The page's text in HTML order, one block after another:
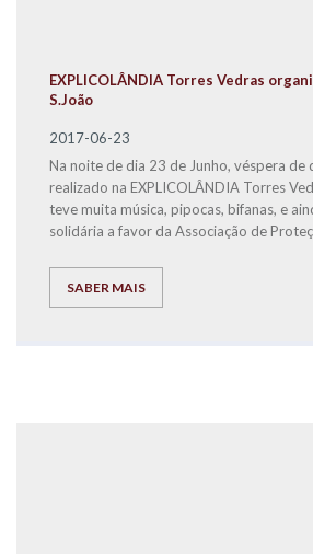
EXPLICOLÂNDIA Torres Vedras
S.João
2017-06-23
Na noite de dia 23 de Junho, véspera de
realizado na EXPLICOLÂNDIA Torres
teve muita música, pipocas, bifanas, e
solidária a favor da Associação de
Para todos os alunos, pais e amigos, que
se ao Open Night S.João da
esta foi uma noite divertida e muito bem
SABER MAIS